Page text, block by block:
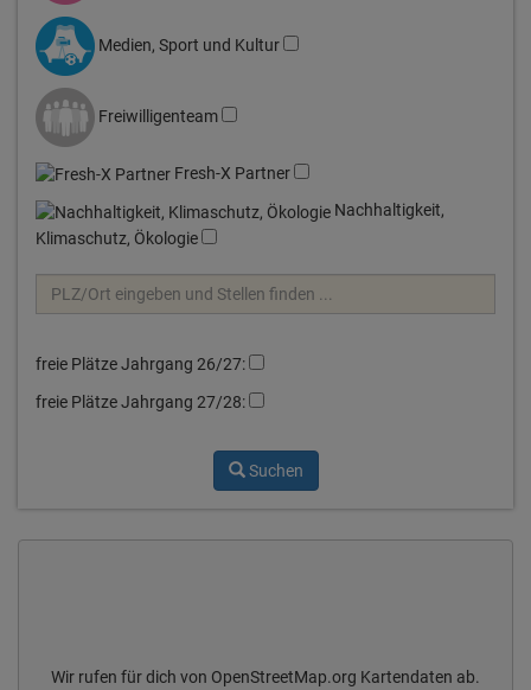
Medien, Sport und Kultur
Freiwilligenteam
Fresh-X Partner
Nachhaltigkeit,
Klimaschutz, Ökologie
freie Plätze Jahrgang 26/27:
freie Plätze Jahrgang 27/28:
Suchen
Wir rufen für dich von OpenStreetMap.org Kartendaten ab.